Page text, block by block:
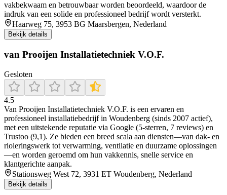
vakbekwaam en betrouwbaar worden beoordeeld, waardoor de
indruk van een solide en professioneel bedrijf wordt versterkt.
Haarweg 75, 3953 BG Maarsbergen, Nederland
Bekijk details
van Prooijen Installatietechniek V.O.F.
Gesloten
4.5
Van Prooijen Installatietechniek V.O.F. is een ervaren en
professioneel installatiebedrijf in Woudenberg (sinds 2007 actief),
met een uitstekende reputatie via Google (5‑sterren, 7 reviews) en
Trustoo (9,1). Ze bieden een breed scala aan diensten—van dak- en
rioleringswerk tot verwarming, ventilatie en duurzame oplossingen
—en worden geroemd om hun vakkennis, snelle service en
klantgerichte aanpak.
Stationsweg West 72, 3931 ET Woudenberg, Nederland
Bekijk details